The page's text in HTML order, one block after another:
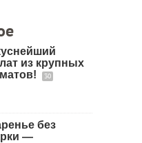
из крупных
30
без
—